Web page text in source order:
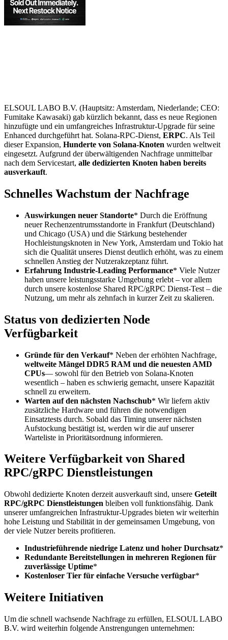
ELSOUL LABO B.V. (Hauptsitz: Amsterdam, Niederlande; CEO:
Fumitake Kawasaki) gab kürzlich bekannt, dass es neue Regionen
hinzufügte und ein umfangreiches Infrastruktur-Upgrade für seine
Enhanced durchgeführt hat. Solana-RPC-Dienst, ERPC. Als Teil
dieser Expansion, Hunderte von Solana-Knoten wurden weltweit
eingesetzt. Aufgrund der überwältigenden Nachfrage unmittelbar
nach dem Servicestart, alle dedizierten Knoten haben bereits
ausverkauft.
Schnelles Wachstum der Nachfrage
Auswirkungen neuer Standorte* Durch die Eröffnung
neuer Rechenzentrumsstandorte in Frankfurt (Deutschland)
und Chicago (USA) und die Stärkung bestehender
Hochleistungsknoten in New York, Amsterdam und Tokio hat
sich die Qualität unseres Dienst deutlich erhöht, was zu einem
schnellen Anstieg der Nutzerakzeptanz führt.
Erfahrung Industrie-Leading Performance* Viele Nutzer
haben unsere leistungsstarke Umgebung erlebt – vor allem
durch unsere kostenlose Shared RPC/gRPC Dienst-Test – die
Nutzung, um mehr als zehnfach in kurzer Zeit zu skalieren.
Status von dedizierten Node
Verfügbarkeit
Gründe für den Verkauf* Neben der erhöhten Nachfrage,
weltweite Mängel DDR5 RAM und die neuesten AMD
CPUs— sowohl für den Betrieb von Solana-Knoten
wesentlich – haben es schwierig gemacht, unsere Kapazität
schnell zu erweitern.
Warten auf den nächsten Nachschub* Wir liefern aktiv
zusätzliche Hardware und führen die notwendigen
Einsatztests durch. Sobald das Timing unserer nächsten
Aufstockung bestätigt ist, werden wir die auf unserer
Warteliste in Prioritätsordnung informieren.
Weitere Verfügbarkeit von Shared
RPC/gRPC Dienstleistungen
Obwohl dedizierte Knoten derzeit ausverkauft sind, unsere Geteilt
RPC/gRPC Dienstleistungen bleiben voll funktionsfähig. Dank
unserer umfangreichen Infrastruktur-Upgrades bieten wir weiterhin
hohe Leistung und Stabilität in der gemeinsamen Umgebung, von
der viele Nutzer bereits profitieren.
Industrieführende niedrige Latenz und hoher Durchsatz*
Redundante Bereitstellungen in mehreren Regionen für
zuverlässige Uptime*
Kostenloser Tier für einfache Versuche verfügbar*
Weitere Initiativen
Um die schnell wachsende Nachfrage zu erfüllen, ELSOUL LABO
B.V. wird weiterhin folgende Anstrengungen unternehmen: